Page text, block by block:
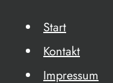
Start
Kontakt
Impressum